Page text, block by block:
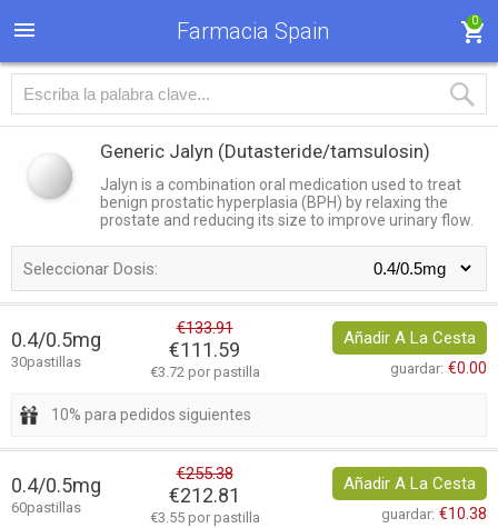
Farmacia Spain 0
Generic Jalyn (Dutasteride/tamsulosin)
Jalyn is a combination oral medication used to treat
benign prostatic hyperplasia (BPH) by relaxing the
prostate and reducing its size to improve urinary flow.
Seleccionar Dosis:
0.4/0.5mg
30pastillas
€133.91
€111.59
€3.72 por pastilla
Añadir A La Cesta
guardar: €0.00
10% para pedidos siguientes
0.4/0.5mg
60pastillas
€255.38
€212.81
€3.55 por pastilla
Añadir A La Cesta
guardar: €10.38